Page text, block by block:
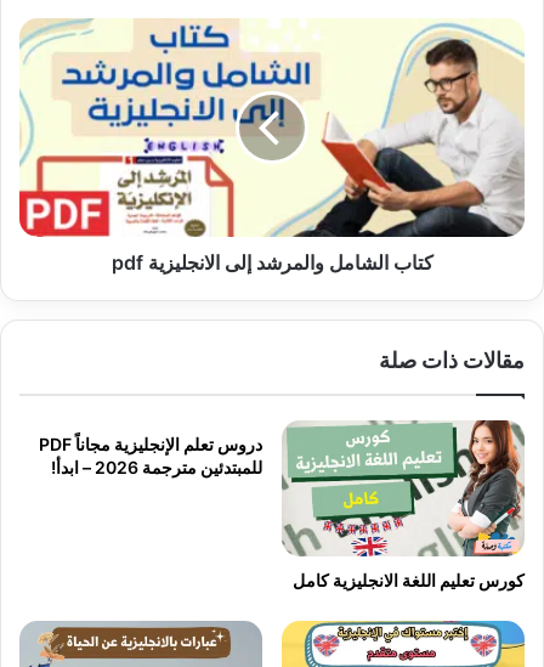
كتاب
الشامل
والمرشد
إلى
الانجليزية
pdf
كتاب الشامل والمرشد إلى الانجليزية pdf
مقالات ذات صلة
كورس تعليم اللغة الانجليزية كامل
دروس تعلم الإنجليزية مجاناً PDF
للمبتدئين مترجمة 2026 – ابدأ!